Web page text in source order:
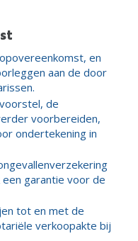
en
aan de door
de
voorbereiden,
ondertekening in
garantie voor de
tot en met de
verkoopakte bij